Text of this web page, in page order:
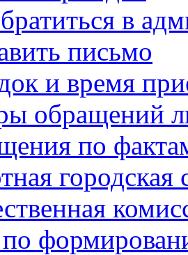
в
письмо
и время
обращений
по
городская